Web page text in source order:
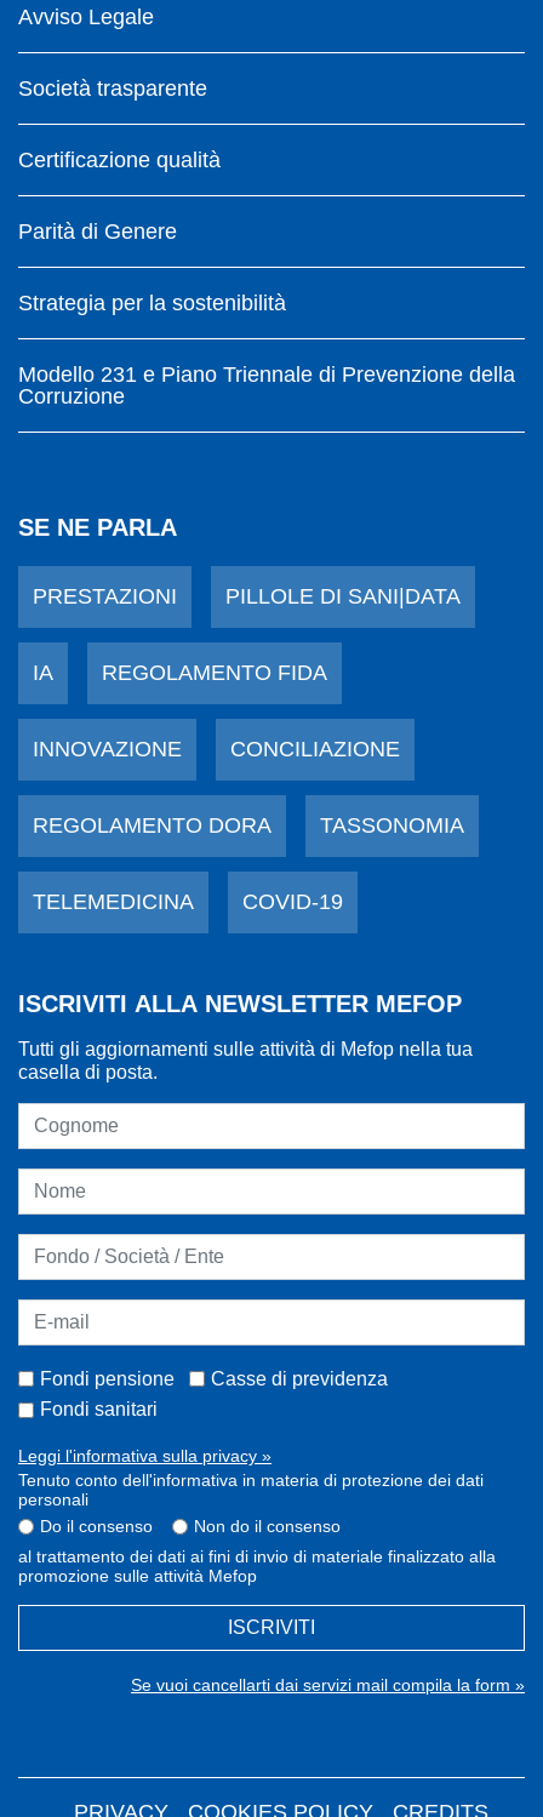
Avviso Legale
Società trasparente
Certificazione qualità
Parità di Genere
Strategia per la sostenibilità
Modello 231 e Piano Triennale di Prevenzione della
Corruzione
SE NE PARLA
PRESTAZIONI PILLOLE DI SANI|DATA
IA REGOLAMENTO FIDA
INNOVAZIONE CONCILIAZIONE
REGOLAMENTO DORA TASSONOMIA
TELEMEDICINA COVID-19
ISCRIVITI ALLA NEWSLETTER MEFOP
Tutti gli aggiornamenti sulle attività di Mefop nella tua
casella di posta.
Fondi pensione
Casse di previdenza
Fondi sanitari
Leggi l'informativa sulla privacy »
Tenuto conto dell'informativa in materia di protezione dei dati
personali
Do il consenso
Non do il consenso
al trattamento dei dati ai fini di invio di materiale finalizzato alla
promozione sulle attività Mefop
ISCRIVITI
Se vuoi cancellarti dai servizi mail compila la form »
PRIVACY COOKIES POLICY CREDITS